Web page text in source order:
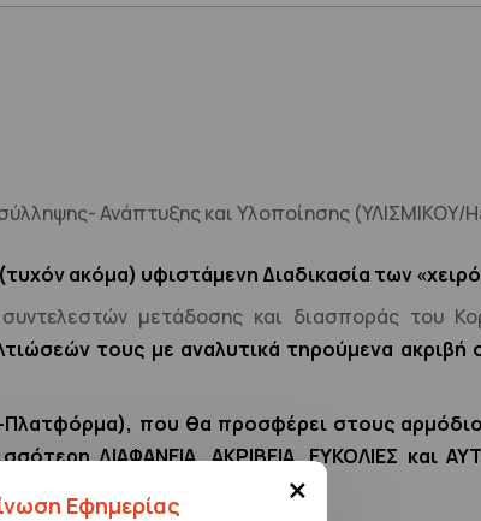
×
Εφημερίας
Ανάπτυξης και Υλοποίησης
ακόμα) υφιστάμενη Διαδικασία των
μετάδοσης και διασποράς του
τους με αναλυτικά τηρούμενα ακριβή
που θα προσφέρει στους
ΔΙΑΦΑΝΕΙΑ, ΑΚΡΙΒΕΙΑ, ΕΥΚΟΛΙΕΣ και
επιθυμητά τους Κριτήρια